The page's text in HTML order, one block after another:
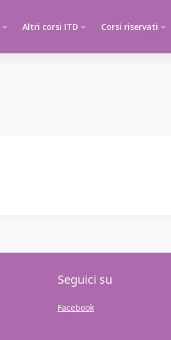
Altri corsi ITD Corsi riservati
Seguici su
Facebook